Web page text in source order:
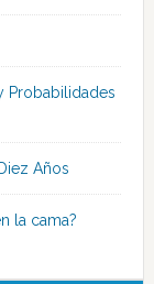
Probabilidades
Años
la cama?